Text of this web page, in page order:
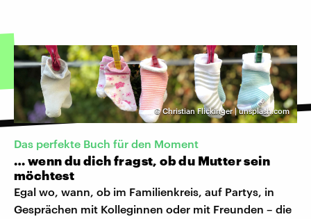
©Christian Flickinger | unsplash.com
Das perfekte Buch für den Moment
… wenn du dich fragst, ob du Mutter sein
möchtest
Egal wo, wann, ob im Familienkreis, auf Partys, in
Gesprächen mit Kolleginnen oder mit Freunden – die